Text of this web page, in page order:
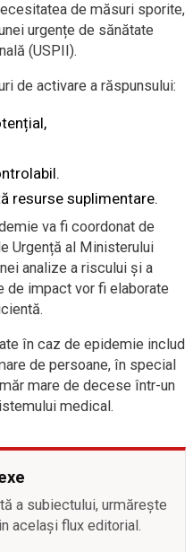
de măsuri sporite,
urgențe de sănătate
(USPII).
de activare a răspunsului:
resurse suplimentare.
va fi coordonat de
Urgență al Ministerului
analize a riscului și a
de impact vor fi elaborate
în caz de epidemie includ
de persoane, în special
mare de decese într-un
medical.
a subiectului, urmărește
același flux editorial.